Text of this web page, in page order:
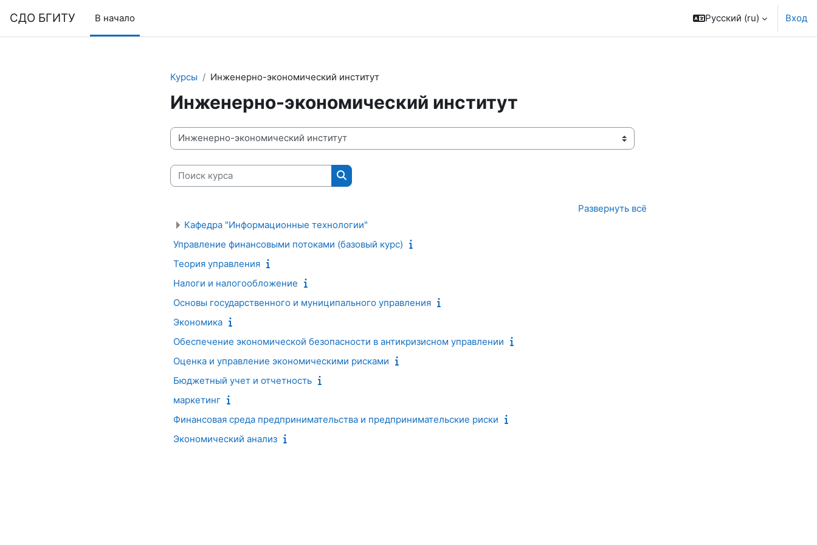
СДО БГИТУ В начало Русский ‎(ru)‎ Вход
Курсы Инженерно-экономический институт
Инженерно-экономический институт
Категории курсов
Поиск курса
Поиск курса
Развернуть всё
Кафедра "Информационные технологии"
Управление финансовыми потоками (базовый курс)
Теория управления
Налоги и налогообложение
Основы государственного и муниципального управления
Экономика
Обеспечение экономической безопасности в антикризисном управлении
Оценка и управление экономическими рисками
Бюджетный учет и отчетность
маркетинг
Финансовая среда предпринимательства и предпринимательские риски
Экономический анализ